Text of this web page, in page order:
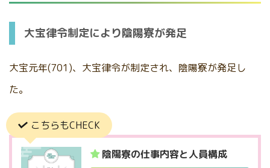
大宝律令制定により陰陽寮が発足
大宝元年(701)、大宝律令が制定され、陰陽寮が発足し
た。
こちらもCHECK
陰陽寮の仕事内容と人員構成